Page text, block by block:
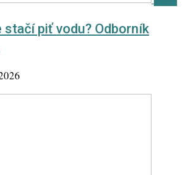
stačí piť vodu? Odborník